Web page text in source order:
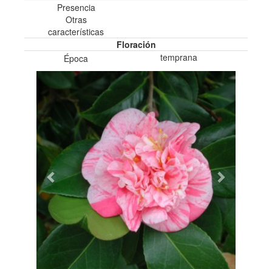
Presencia
Otras
características
Floración
Época
temprana